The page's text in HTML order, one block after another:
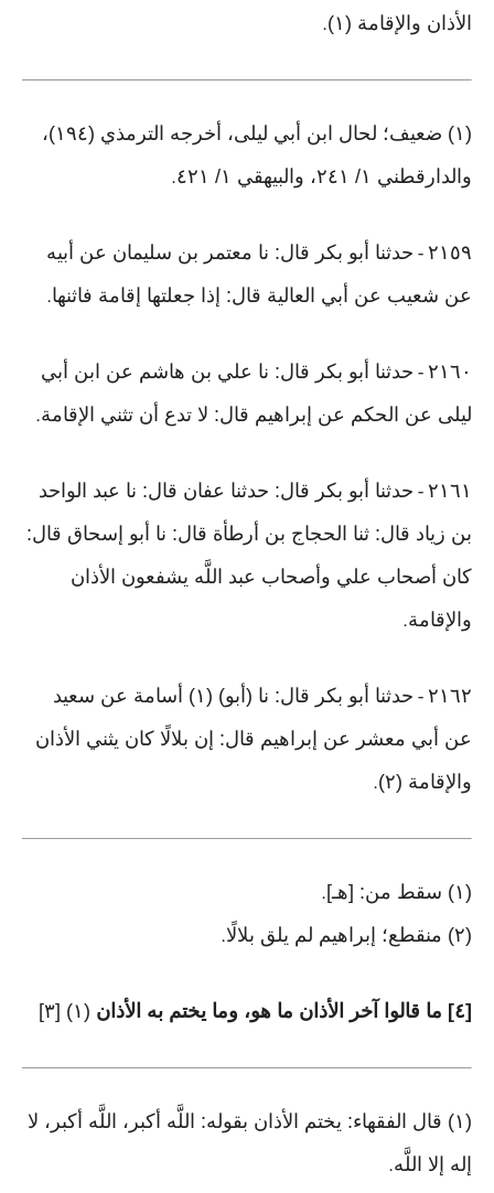
الأذان والإقامة (١) .
(١) ضعيف؛ لحال ابن أبي ليلى، أخرجه الترمذي (١٩٤)،
والدارقطني ١/ ٢٤١، والبيهقي ١/ ٤٢١
.
٢١٥٩ - حدثنا أبو بكر قال: نا معتمر بن سليمان عن أبيه
عن شعيب عن أبي العالية قال: إذا جعلتها إقامة فاثنها.
٢١٦٠ - حدثنا أبو بكر قال: نا علي بن هاشم عن ابن أبي
ليلى عن الحكم عن إبراهيم قال: لا تدع أن تثني الإقامة.
٢١٦١ - حدثنا أبو بكر قال: حدثنا عفان قال: نا عبد الواحد
بن زياد قال: ثنا الحجاج بن أرطأة قال: نا أبو إسحاق قال:
كان أصحاب علي وأصحاب عبد اللَّه يشفعون الأذان
والإقامة.
٢١٦٢ -
حدثنا أبو بكر قال: نا (أبو) (١) أسامة عن سعيد
عن أبي معشر عن إبراهيم قال: إن بلالًا كان يثني الأذان
والإقامة (٢)
.
(١) سقط من: [هـ] .
(٢) منقطع؛ إبراهيم لم يلق بلالًا .
[٤] ما قالوا آخر الأذان ما هو، وما يختم به الأذان (١) [٣]
(١) قال الفقهاء: يختم الأذان بقوله: اللَّه أكبر، اللَّه أكبر، لا
إله إلا اللَّه.